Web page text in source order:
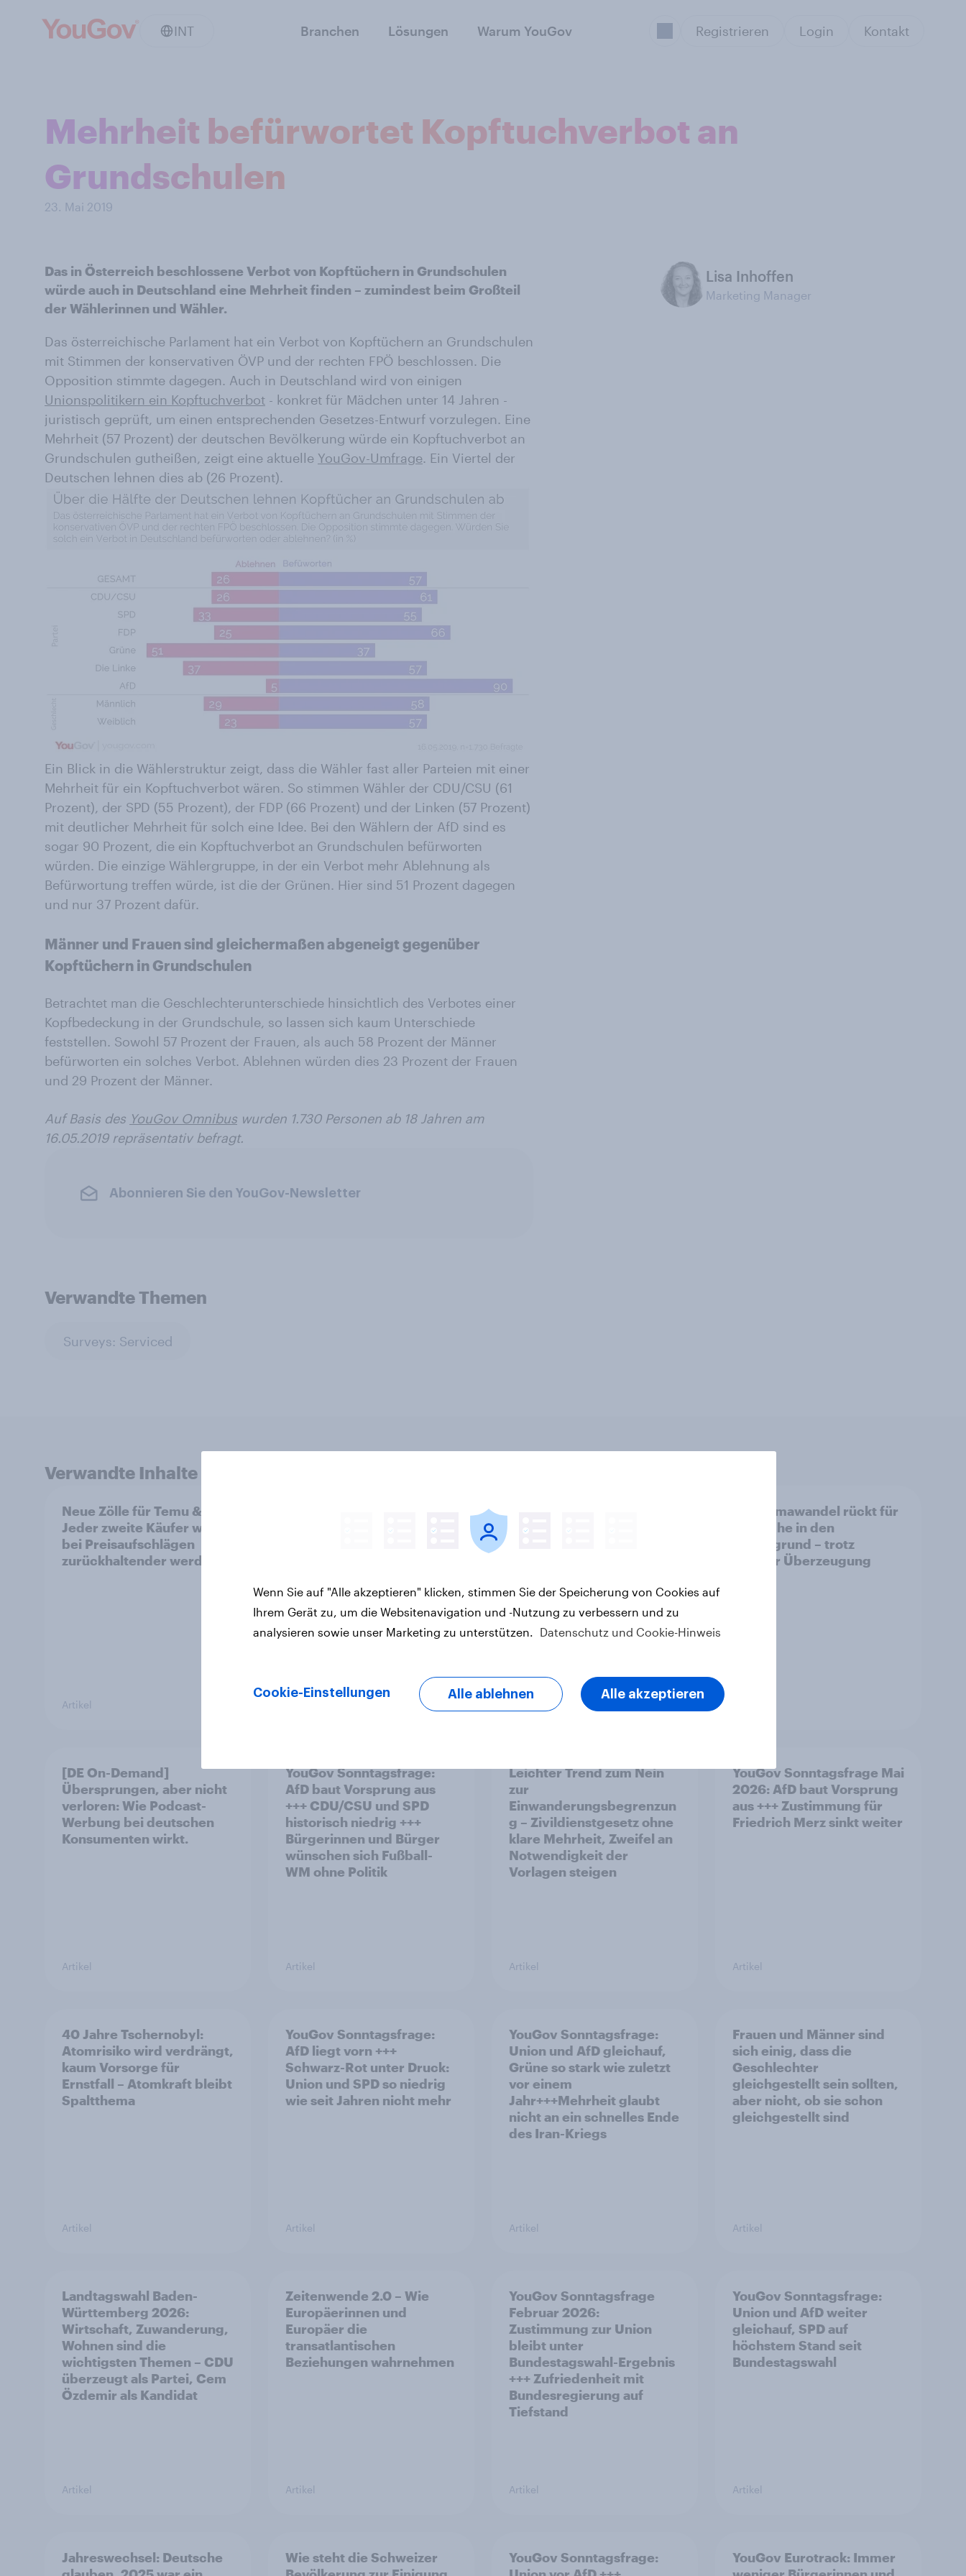
INT Branchen Lösungen Warum YouGov Registrieren Login Kontakt
Mehrheit befürwortet Kopftuchverbot an
Grundschulen
23. Mai 2019
Das in Österreich beschlossene Verbot von Kopftüchern in Grundschulen
würde auch in Deutschland eine Mehrheit finden – zumindest beim Großteil
der Wählerinnen und Wähler.
Das österreichische Parlament hat ein Verbot von Kopftüchern an Grundschulen
mit Stimmen der konservativen ÖVP und der rechten FPÖ beschlossen. Die
Opposition stimmte dagegen. Auch in Deutschland wird von einigen
Unionspolitikern ein Kopftuchverbot - konkret für Mädchen unter 14 Jahren -
juristisch geprüft, um einen entsprechenden Gesetzes-Entwurf vorzulegen. Eine
Mehrheit (57 Prozent) der deutschen Bevölkerung würde ein Kopftuchverbot an
Grundschulen gutheißen, zeigt eine aktuelle YouGov-Umfrage. Ein Viertel der
Deutschen lehnen dies ab (26 Prozent).
Ein Blick in die Wählerstruktur zeigt, dass die Wähler fast aller Parteien mit einer
Mehrheit für ein Kopftuchverbot wären. So stimmen Wähler der CDU/CSU (61
Prozent), der SPD (55 Prozent), der FDP (66 Prozent) und der Linken (57 Prozent)
mit deutlicher Mehrheit für solch eine Idee. Bei den Wählern der AfD sind es
sogar 90 Prozent, die ein Kopftuchverbot an Grundschulen befürworten
würden. Die einzige Wählergruppe, in der ein Verbot mehr Ablehnung als
Befürwortung treffen würde, ist die der Grünen. Hier sind 51 Prozent dagegen
und nur 37 Prozent dafür.
Männer und Frauen sind gleichermaßen abgeneigt gegenüber
Kopftüchern in Grundschulen
Betrachtet man die Geschlechterunterschiede hinsichtlich des Verbotes einer
Kopfbedeckung in der Grundschule, so lassen sich kaum Unterschiede
feststellen. Sowohl 57 Prozent der Frauen, als auch 58 Prozent der Männer
befürworten ein solches Verbot. Ablehnen würden dies 23 Prozent der Frauen
und 29 Prozent der Männer.
Auf Basis des YouGov Omnibus wurden 1.730 Personen ab 18 Jahren am
16.05.2019 repräsentativ befragt.
Abonnieren Sie den YouGov-Newsletter
Lisa Inhoffen
Marketing Manager
Verwandte Themen
Surveys: Serviced
Verwandte Inhalte
Neue Zölle für Temu & Co.:
Jeder zweite Käufer würde
bei Preisaufschlägen
zurückhaltender werden
Artikel
2026: AfD verliert, aber
Bevölkerung
Staatsfonds findet
entscheiden über die
Akzeptanz
Der Klimawandel rückt für
Deutsche in den
Hintergrund – trotz
stabiler Überzeugung
[DE On-Demand]
Übersprungen, aber nicht
verloren: Wie Podcast-
Werbung bei deutschen
Konsumenten wirkt.
Artikel
YouGov Sonntagsfrage:
AfD baut Vorsprung aus
+++ CDU/CSU und SPD
historisch niedrig +++
Bürgerinnen und Bürger
wünschen sich Fußball-
WM ohne Politik
Artikel
Leichter Trend zum Nein
zur
Einwanderungsbegrenzun
g – Zivildienstgesetz ohne
klare Mehrheit, Zweifel an
Notwendigkeit der
Vorlagen steigen
Artikel
YouGov Sonntagsfrage Mai
2026: AfD baut Vorsprung
aus +++ Zustimmung für
Friedrich Merz sinkt weiter
Artikel
40 Jahre Tschernobyl:
Atomrisiko wird verdrängt,
kaum Vorsorge für
Ernstfall – Atomkraft bleibt
Spaltthema
Artikel
YouGov Sonntagsfrage:
AfD liegt vorn +++
Schwarz-Rot unter Druck:
Union und SPD so niedrig
wie seit Jahren nicht mehr
Artikel
YouGov Sonntagsfrage:
Union und AfD gleichauf,
Grüne so stark wie zuletzt
vor einem
Jahr+++Mehrheit glaubt
nicht an ein schnelles Ende
des Iran-Kriegs
Artikel
Frauen und Männer sind
sich einig, dass die
Geschlechter
gleichgestellt sein sollten,
aber nicht, ob sie schon
gleichgestellt sind
Artikel
Landtagswahl Baden-
Württemberg 2026:
Wirtschaft, Zuwanderung,
Wohnen sind die
wichtigsten Themen – CDU
überzeugt als Partei, Cem
Özdemir als Kandidat
Artikel
Zeitenwende 2.0 – Wie
Europäerinnen und
Europäer die
transatlantischen
Beziehungen wahrnehmen
Artikel
YouGov Sonntagsfrage
Februar 2026:
Zustimmung zur Union
bleibt unter
Bundestagswahl-Ergebnis
+++ Zufriedenheit mit
Bundesregierung auf
Tiefstand
Artikel
YouGov Sonntagsfrage:
Union und AfD weiter
gleichauf, SPD auf
höchstem Stand seit
Bundestagswahl
Artikel
Jahreswechsel: Deutsche
Wie steht die Schweizer
YouGov Sonntagsfrage:
YouGov Eurotrack: Immer
Wenn Sie auf "Alle akzeptieren" klicken, stimmen Sie der Speicherung von Cookies auf
Ihrem Gerät zu, um die Websitenavigation und -Nutzung zu verbessern und zu
analysieren sowie unser Marketing zu unterstützen. Datenschutz und Cookie-Hinweis
Cookie-Einstellungen Alle ablehnen Alle akzeptieren